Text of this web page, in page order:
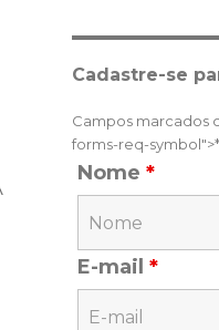
Cadastre-se
Campos marcados
forms-req-
Nome *
E-mail *